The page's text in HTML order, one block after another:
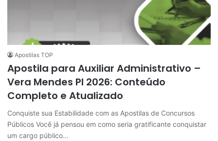
Apostilas TOP
Apostila para Auxiliar Administrativo –
Vera Mendes PI 2026: Conteúdo
Completo e Atualizado
Conquiste sua Estabilidade com as Apostilas de Concursos
Públicos Você já pensou em como seria gratificante conquistar
um cargo público…